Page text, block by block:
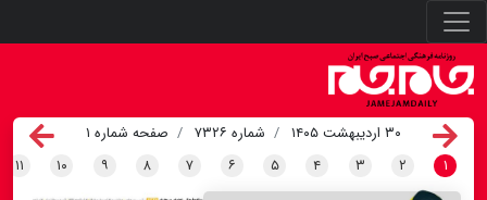
۳۰ اردیبهشت ۱۴۰۵ شماره ۷۳۲۶
صفحه شماره ۱
۱
۲ ۳ ۴ ۵ ۶ ۷ ۸ ۹ ۱۰ ۱۱